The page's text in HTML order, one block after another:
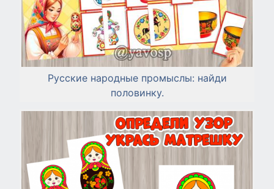
Русские народные промыслы: найди
половинку.